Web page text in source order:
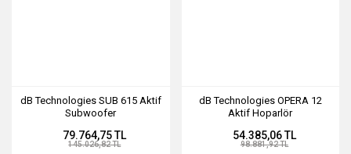
dB Technologies SUB 615 Aktif
Subwoofer
79.764,75 TL
145.026,82 TL
dB Technologies OPERA 12
Aktif Hoparlör
54.385,06 TL
98.881,92 TL